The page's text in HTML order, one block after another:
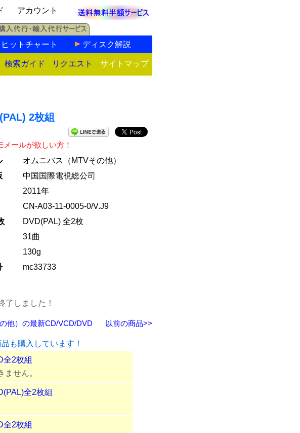
アカウント
ヒットチャート ディスク解説
検索ガイド リクエスト サイトマップ
2枚組
ールが欲しい方！
オムニバス（MTVその他）
中国国際電視総公司
2011年
CN-A03-11-0005-0/V.J9
DVD(PAL) 全2枚
31曲
130g
mc33733
了しました！
以前の商品>>
他）の最新CD/VCD/DVD
も購入しています！
全2枚組
ません。
全2枚組
全2枚組